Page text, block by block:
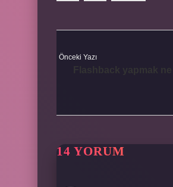
Önceki Yazı
14 YORUM